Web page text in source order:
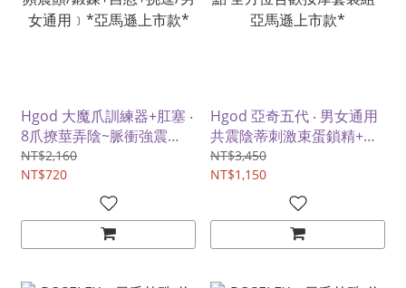
Hgod 大魔爪訓練器+肛塞 ‧
8爪撩莖弄陰~脈衝強震
2IN1按摩器-配3個束環﹝9
頻震顫/鍛鍊+自慰+挑逗/男
女通用﹞*亞馬遜上市款*
NT$2,160
NT$720
Hgod 亞奇五代 ‧ 男女通用
共震陰蒂刺激束蛋鎖精+肛
塞 無線遙控9頻雙震動點 全
方位合歡按摩套裝組*亞馬
NT$3,450
NT$1,150